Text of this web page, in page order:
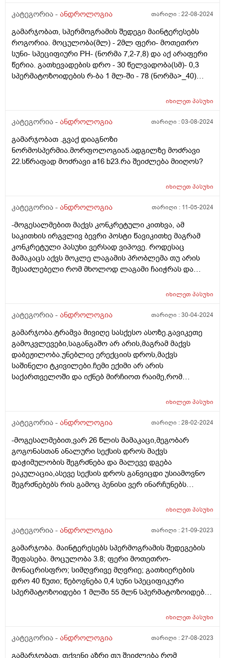
კატეგორია - ანდროლოგია თარიღი :22-08-2024
გამარჯობათ, სპერმოგრამის შედეგი მაინტერესებს
როგორია. მოცულობა(მლ) - 2მლ ფერი- მოთეთრო
სუნი- სპეციფიური PH- (ნორმა 7,2-7,8) და აქ არაფერი
წერია. გათხევადების დრო - 30 წელვადობა(სმ)- 0,3
სპერმატოზოიდების რ-ბა 1 მლ-ში - 78 (ნორმა>_40)
წერია , არც ნორმაში და არც ისე. სპერმატოზოიდების
უნარიანობა%- 55-60% (ნორმა >_50%). წინსვლითი
მოძრაობის კოეფიციენტი - 2-3 (ნორმაა3-4)
სიცოცხლის უნარიანობა% - 65% (ნორმაა a+b, >_50%)
ნორმალური სპერმატოზოიდები- 45-47% (ნორმაა
<_50%) სპერმიოლიზისი-ფრაგმენტაცია - 25-30%
არაფერი წერია და (ნორმაა <_2%) ლეიკოაგრეგაცია-
არაფერი წერია (ნორმა - არა) ლეიკოციტები (მხ/ა) - 2-
6 მხ/ა (ნორმაა 4×10 მდე) ერითროციტები- არაფერი
წერია (ნორმაში - არა) ეპითელი- არაფერი წერია და
(ნორმა - ერთეული) ლეციტინის მარცვლები -
არაფერი წერია და ( ნორმა - დიდი რაოდ)
სპერმაგრერაცია - არაფერი წერია (ნორმა - არა)
კრისტალები- არაფერი წერია (ნორმა - არა) ლორწო -
იხილეთპასუხი
კატეგორია - ანდროლოგია თარიღი :03-08-2024
გამარჯობათ .გვაქ დიაგნოზი
ნორმოსპერმია.მორფოლოგია5.ადგილზე მოძრავი
22.სწრაფად მოძრავი a16 b23.რა შეიძლება მიიღოს?
იხილეთპასუხი
კატეგორია - ანდროლოგია თარიღი : 11-05-2024
-მოგესალმებით მაქვს კონკრეტული კითხვა, ამ
საკითხის ირგვლივ ბევრი პოსტი წავიკითხე მაგრამ
კონკრეტული პასუხი ვერსად ვიპოვე. როდესაც
მამაკაცს აქვს მოკლე ლაგამის პრობლემა თუ არის
შესაძლებელი რომ მხოლოდ ლაგამი ჩაიჭრას და
იხილეთპასუხი
კატეგორია - ანდროლოგია თარიღი :30-04-2024
გამარჯობა.ტრამვა მივიღე სასქესო ასოზე.გავიკეთე
გამოკვლევები,საგანგაშო არ არის,მაგრამ მაქვს
დაბეჟილობა.უნებლიე ერექციის დროს,მაქვს
საშინელი ტკივილები.ჩემი ექიმი არ არის
საქართველოში და იქნებ მირჩიოთ რაიმე,რომ
იხილეთპასუხი
კატეგორია - ანდროლოგია თარიღი :28-02-2024
-მოგესალმებით,ვარ 26 წლის მამაკაცი,მეგობარ
გოგონასთან ანალური სექსის დროს მაქვს
დაჭიმულობის შეგრძნება და მალევე დგება
ეაკულაცია,ასევე სექსის დროს განვიცდი უსიამოვნო
შეგრძნებებს რის გამოც პენისი ვერ ინარჩუნებს
მკურნალობის მეთოდები და რამდენად შედეგიანია
იხილეთპასუხი
კატეგორია - ანდროლოგია თარიღი :21-09-2023
გამარჯობა. მაინტერესებს სპერმოგრამის შედეგების
შეფასება. მოცულობა 3.8; ფერი მოთეთრო-
მონაცრისფრო; სიმღვრივე მღვრიე; გათხიერების
დრო 40 წუთი; წებოვნება 0,4 სუნი სპეციფიკური
სპერმატოზოიდები 1 მლში 55 მლნ სპერმატოზოიდები
მკვდარი 20% პროგრესულად მოძრავი 50%
ნორმასთან) აკინეზისი 20 % ნორმ. ფორმის
იხილეთპასუხი
კატეგორია - ანდროლოგია თარიღი :27-08-2023
გამარჯობათ. თქვენი აზრი თუ შეიძლება რომ